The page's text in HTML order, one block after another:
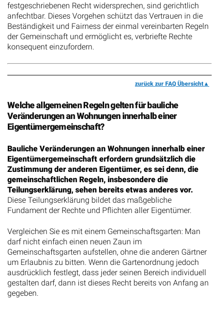
festgeschriebenen Recht widersprechen, sind gerichtlich
anfechtbar. Dieses Vorgehen schützt das Vertrauen in die
Beständigkeit und Fairness der einmal vereinbarten Regeln
der Gemeinschaft und ermöglicht es, verbriefte Rechte
konsequent einzufordern.
zurück zur FAQ Übersicht
Welche allgemeinen Regeln gelten für bauliche
Veränderungen an Wohnungen innerhalb einer
Eigentümergemeinschaft?
Bauliche Veränderungen an Wohnungen innerhalb einer
Eigentümergemeinschaft erfordern grundsätzlich die
Zustimmung der anderen Eigentümer, es sei denn, die
gemeinschaftlichen Regeln, insbesondere die
Teilungserklärung, sehen bereits etwas anderes vor.
Diese Teilungserklärung bildet das maßgebliche
Fundament der Rechte und Pflichten aller Eigentümer.
Vergleichen Sie es mit einem Gemeinschaftsgarten: Man
darf nicht einfach einen neuen Zaun im
Gemeinschaftsgarten aufstellen, ohne die anderen Gärtner
um Erlaubnis zu bitten. Wenn die Gartenordnung jedoch
ausdrücklich festlegt, dass jeder seinen Bereich individuell
gestalten darf, dann ist dieses Recht bereits von Anfang an
gegeben.